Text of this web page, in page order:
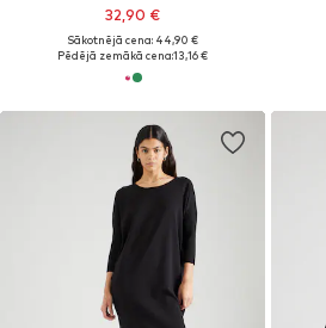
32,90 €
Sākotnējā cena: 44,90 €
Pēdējā zemākā cena:13,16 €